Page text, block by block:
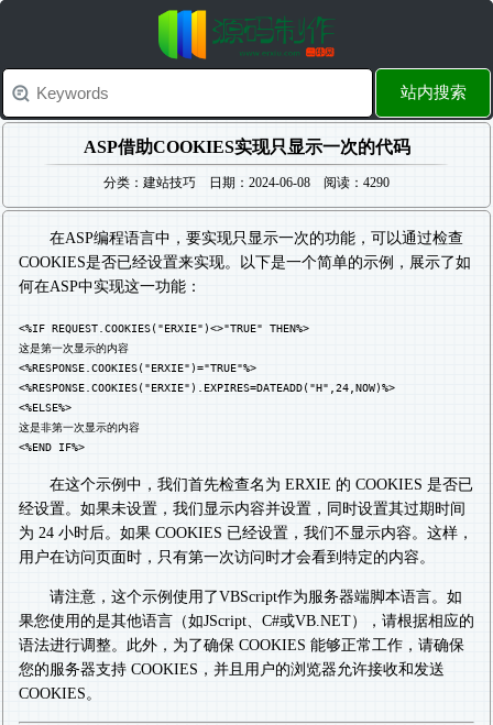
站内搜索
ASP借助COOKIES实现只显示一次的代码
分类：建站技巧 日期：2024-06-08 阅读：4290
在ASP编程语言中，要实现只显示一次的功能，可以通过检查
COOKIES是否已经设置来实现。以下是一个简单的示例，展示了如
何在ASP中实现这一功能：
<%IF REQUEST.COOKIES("ERXIE")<>"TRUE" THEN%>
这是第一次显示的内容
<%RESPONSE.COOKIES("ERXIE")="TRUE"%>
<%RESPONSE.COOKIES("ERXIE").EXPIRES=DATEADD("H",24,NOW)%>
<%ELSE%>
这是非第一次显示的内容
<%END IF%>
在这个示例中，我们首先检查名为 ERXIE 的 COOKIES 是否已
经设置。如果未设置，我们显示内容并设置，同时设置其过期时间
为 24 小时后。如果 COOKIES 已经设置，我们不显示内容。这样，
用户在访问页面时，只有第一次访问时才会看到特定的内容。
请注意，这个示例使用了VBScript作为服务器端脚本语言。如
果您使用的是其他语言（如JScript、C#或VB.NET），请根据相应的
语法进行调整。此外，为了确保 COOKIES 能够正常工作，请确保
您的服务器支持 COOKIES，并且用户的浏览器允许接收和发送
COOKIES。